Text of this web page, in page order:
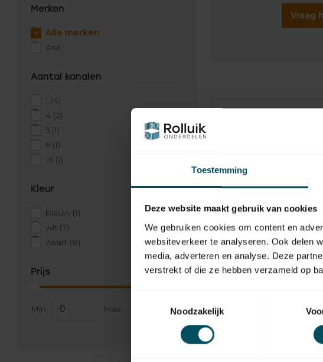
Toestemming
Deze website maakt gebruik van cookies
We gebruiken cookies om content en
websiteverkeer te analyseren. Ook delen
media, adverteren en analyse. Deze
verstrekt of die ze hebben verzameld op
Noodzakelijk
Merken
Alle merken
Asa
Aantal kanalen
1 (4)
4 (2)
5 (1)
6 (1)
16 (1)
Kleur
blauw (1)
wit (7)
zwart (8)
Prijs
Min Max
Vraag
Elegance 16-kanaals